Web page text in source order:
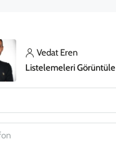
Vedat Eren
Listelemeleri Görüntüle